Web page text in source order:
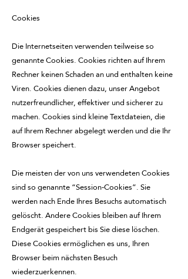
Cookies
Die Internetseiten verwenden teilweise so
genannte Cookies. Cookies richten auf Ihrem
Rechner keinen Schaden an und enthalten keine
Viren. Cookies dienen dazu, unser Angebot
nutzerfreundlicher, effektiver und sicherer zu
machen. Cookies sind kleine Textdateien, die
auf Ihrem Rechner abgelegt werden und die Ihr
Browser speichert.
Die meisten der von uns verwendeten Cookies
sind so genannte “Session-Cookies”. Sie
werden nach Ende Ihres Besuchs automatisch
gelöscht. Andere Cookies bleiben auf Ihrem
Endgerät gespeichert bis Sie diese löschen.
Diese Cookies ermöglichen es uns, Ihren
Browser beim nächsten Besuch
wiederzuerkennen.